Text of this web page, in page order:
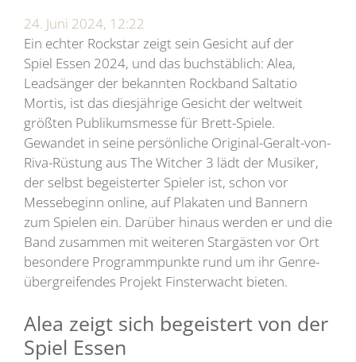
24. Juni 2024, 12:22
Ein echter Rockstar zeigt sein Gesicht auf der
Spiel Essen 2024, und das buchstäblich: Alea,
Leadsänger der bekannten Rockband Saltatio
Mortis, ist das diesjährige Gesicht der weltweit
größten Publikumsmesse für Brett-Spiele.
Gewandet in seine persönliche Original-Geralt-von-
Riva-Rüstung aus The Witcher 3 lädt der Musiker,
der selbst begeisterter Spieler ist, schon vor
Messebeginn online, auf Plakaten und Bannern
zum Spielen ein. Darüber hinaus werden er und die
Band zusammen mit weiteren Stargästen vor Ort
besondere Programmpunkte rund um ihr Genre-
übergreifendes Projekt Finsterwacht bieten.
Alea zeigt sich begeistert von der
Spiel Essen